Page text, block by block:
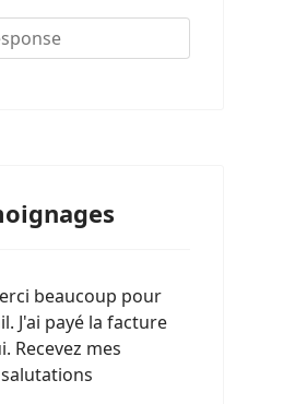
beaucoup pour
J'ai payé la facture
Recevez mes